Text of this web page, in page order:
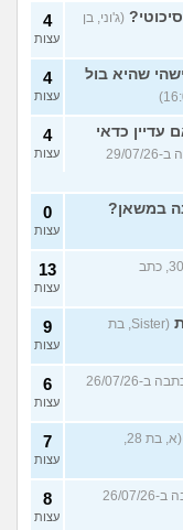
(ג'וני, בן
4
עצות
שהיא בול
4
עצות
עדיין כדאי
(אסראא, בת 18, כתבה ב-29/07/26
4
עצות
במשאן? 0
עצות
(אלירן, בן 30, כתב
13
עצות
(Sister, בת
9
עצות
(נערה, בת 16, כתבה ב-26/07/26
6
עצות
(א, בת 28,
7
עצות
(.., בת 21, כתבה ב-26/07/26
8
עצות